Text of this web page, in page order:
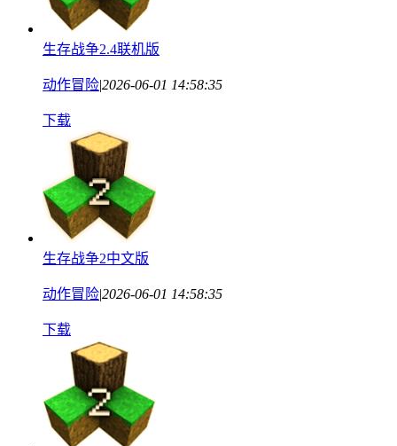
生存战争2.4联机版
动作冒险|2026-06-01 14:58:35
下载
生存战争2中文版
动作冒险|2026-06-01 14:58:35
下载